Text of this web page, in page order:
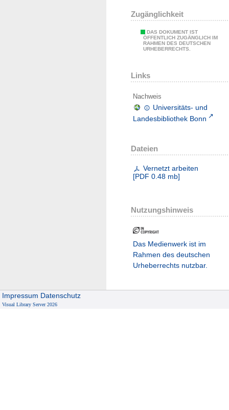
Zugänglichkeit
DAS DOKUMENT IST
ÖFFENTLICH ZUGÄNGLICH IM
RAHMEN DES DEUTSCHEN
URHEBERRECHTS.
Links
Nachweis
Universitäts- und
Landesbibliothek Bonn
Dateien
Vernetzt arbeiten
[PDF 0.48 mb]
Nutzungshinweis
Das Medienwerk ist im
Rahmen des deutschen
Urheberrechts nutzbar.
Impressum Datenschutz
Visual Library Server 2026